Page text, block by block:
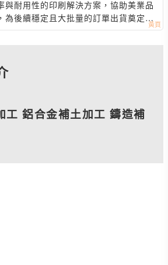
與耐用性的印刷解決方案，協助美業品
為後續穩定且大批量的訂單出貨奠定堅
工 鋁合金補土加工 鑄造補